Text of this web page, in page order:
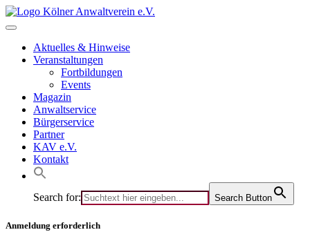
Skip
to
Aktuelles & Hinweise
Veranstaltungen
Fortbildungen
Events
Magazin
Anwaltservice
Bürgerservice
Partner
KAV e.V.
Kontakt
Search for: Search Button
Anmeldung erforderlich